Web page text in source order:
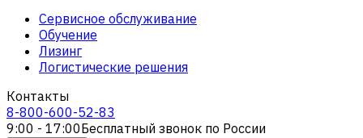
Сервисное обслуживание
Обучение
Лизинг
Логистические решения
Контакты
8-800-600-52-83
9:00 - 17:00Бесплатный звонок по России